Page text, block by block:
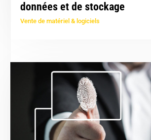
données et de stockage
Vente de matériel & logiciels